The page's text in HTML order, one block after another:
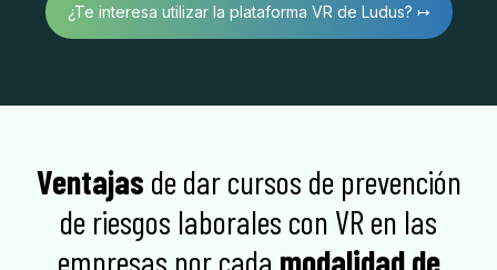
¿Te interesa utilizar la plataforma VR de Ludus? ↦
Ventajas de dar cursos de prevención
de riesgos laborales con VR en las
empresas por cada modalidad de